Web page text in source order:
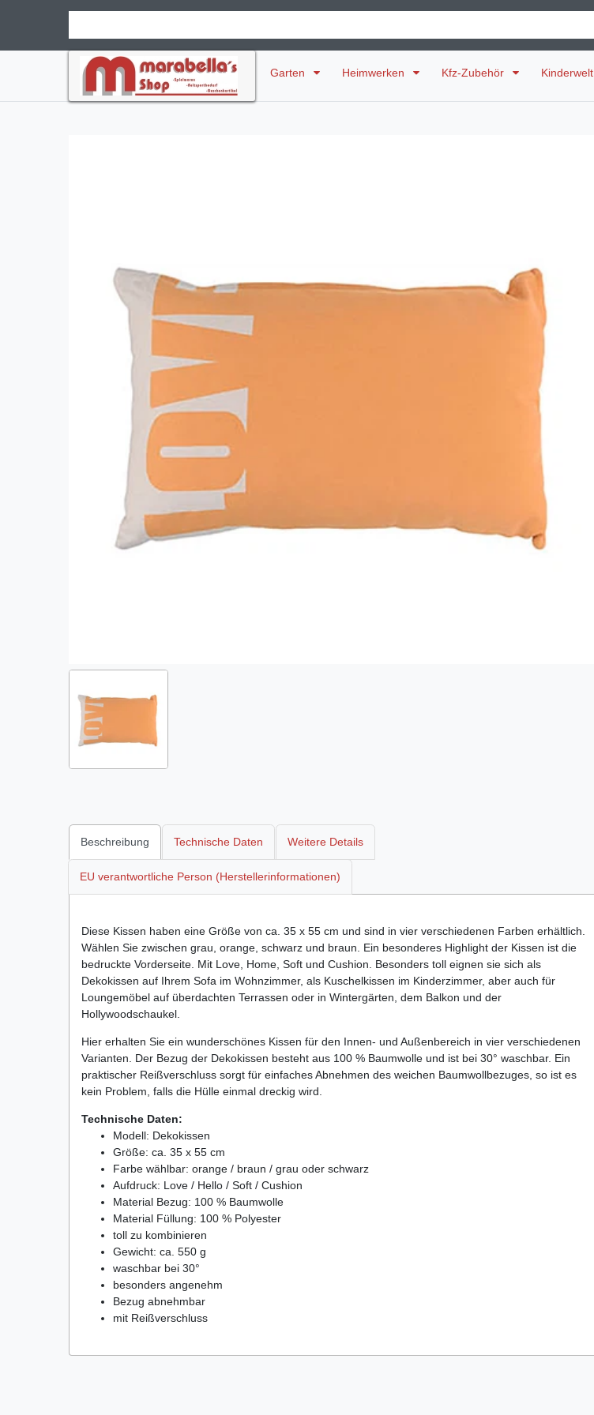
Garten Heimwerken Kfz-Zubehör Kinderwelt
Beschreibung Technische Daten Weitere Details
EU verantwortliche Person (Herstellerinformationen)
Diese Kissen haben eine Größe von ca. 35 x 55 cm und sind in vier verschiedenen Farben erhältlich.
Wählen Sie zwischen grau, orange, schwarz und braun. Ein besonderes Highlight der Kissen ist die
bedruckte Vorderseite. Mit Love, Home, Soft und Cushion. Besonders toll eignen sie sich als
Dekokissen auf Ihrem Sofa im Wohnzimmer, als Kuschelkissen im Kinderzimmer, aber auch für
Loungemöbel auf überdachten Terrassen oder in Wintergärten, dem Balkon und der
Hollywoodschaukel.
Hier erhalten Sie ein wunderschönes Kissen für den Innen- und Außenbereich in vier verschiedenen
Varianten. Der Bezug der Dekokissen besteht aus 100 % Baumwolle und ist bei 30° waschbar. Ein
praktischer Reißverschluss sorgt für einfaches Abnehmen des weichen Baumwollbezuges, so ist es
kein Problem, falls die Hülle einmal dreckig wird.
Technische Daten:
Modell: Dekokissen
Größe: ca. 35 x 55 cm
Farbe wählbar: orange / braun / grau oder schwarz
Aufdruck: Love / Hello / Soft / Cushion
Material Bezug: 100 % Baumwolle
Material Füllung: 100 % Polyester
toll zu kombinieren
Gewicht: ca. 550 g
waschbar bei 30°
besonders angenehm
Bezug abnehmbar
mit Reißverschluss